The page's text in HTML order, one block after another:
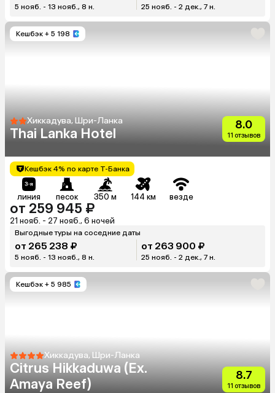
5 нояб. - 13 нояб., 8 н. 25 нояб. - 2 дек., 7 н.
Кешбэк + 5 198
Хиккадува, Шри-Ланка
Thai Lanka Hotel
8.0
11 отзывов
Кешбэк 4% по карте Т-Банка
линия песок 350 м 144 км везде
от 259 945 ₽
21 нояб. - 27 нояб., 6 ночей
Выгодные туры на соседние даты
от 265 238 ₽
5 нояб. - 13 нояб., 8 н.
от 263 900 ₽
25 нояб. - 2 дек., 7 н.
Кешбэк + 5 985
Хиккадува, Шри-Ланка
Citrus Hikkaduwa (Ex.
Amaya Reef)
8.7
11 отзывов